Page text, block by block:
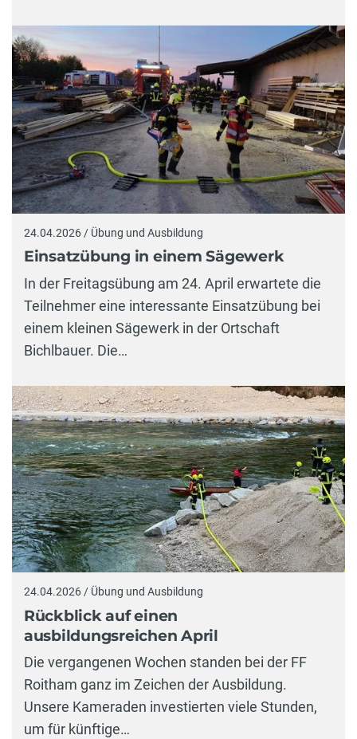
24.04.2026 / Übung und Ausbildung
Einsatzübung in einem Sägewerk
In der Freitagsübung am 24. April erwartete die
Teilnehmer eine interessante Einsatzübung bei
einem kleinen Sägewerk in der Ortschaft
Bichlbauer. Die…
24.04.2026 / Übung und Ausbildung
Rückblick auf einen
ausbildungsreichen April
Die vergangenen Wochen standen bei der FF
Roitham ganz im Zeichen der Ausbildung.
Unsere Kameraden investierten viele Stunden,
um für künftige…